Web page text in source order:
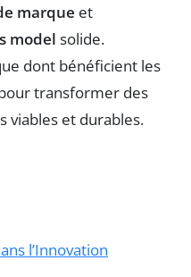
marque et
model solide.
dont bénéficient les
transformer des
viables et durables.
l’Innovation